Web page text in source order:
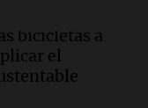
prevenir el
bicicletas a
el